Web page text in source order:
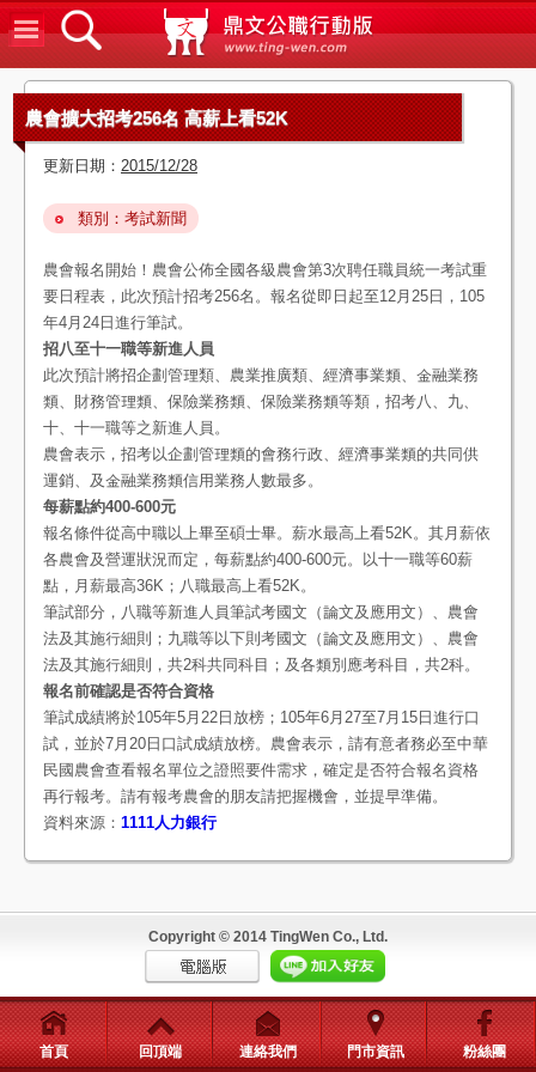
鼎文公
農會擴大招考256名 高薪上看52K
更新日期： 2015/12/28
類別：考試新聞
農會報名開始！農會公佈全國各級農會第3次聘任職員統一考試重
要日程表，此次預計招考256名。報名從即日起至12月25日，105
年4月24日進行筆試。
招八至十一職等新進人員
此次預計將招企劃管理類、農業推廣類、經濟事業類、金融業務
類、財務管理類、保險業務類、保險業務類等類，招考八、九、
十、十一職等之新進人員。
農會表示，招考以企劃管理類的會務行政、經濟事業類的共同供
運銷、及金融業務類信用業務人數最多。
每薪點約400-600元
報名條件從高中職以上畢至碩士畢。薪水最高上看52K。其月薪依
各農會及營運狀況而定，每薪點約400-600元。以十一職等60薪
點，月薪最高36K；八職最高上看52K。
筆試部分，八職等新進人員筆試考國文（論文及應用文）、農會
法及其施行細則；九職等以下則考國文（論文及應用文）、農會
法及其施行細則，共2科共同科目；及各類別應考科目，共2科。
報名前確認是否符合資格
筆試成績將於105年5月22日放榜；105年6月27至7月15日進行口
試，並於7月20日口試成績放榜。農會表示，請有意者務必至中華
民國農會查看報名單位之證照要件需求，確定是否符合報名資格
再行報考。請有報考農會的朋友請把握機會，並提早準備。
資料來源： 1111人力銀行
Copyright © 2014 TingWen Co., Ltd.
首頁 回頂端 連絡我們 門市資訊 粉絲團